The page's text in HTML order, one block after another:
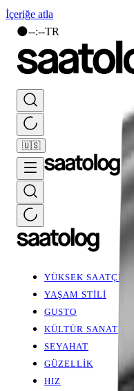
İçeriğe atla
🌑--:--TR
🇺🇸
YÜKSEK SAATÇİLİK
YAŞAM STİLİ
GUSTO
KÜLTÜR SANAT
SEYAHAT
GÜZELLİK
HIZ